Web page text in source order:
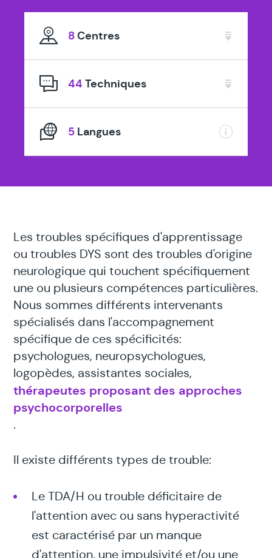
spécialisé
en
8Centres
44 Techniques
5 Langues
Les troubles spécifiques d'apprentissage
ou troubles DYS sont des troubles d'origine
neurologique qui touchent spécifiquement
une ou plusieurs compétences particulières.
Nous sommes différents intervenants
spécialisés dans l'accompagnement
spécifique de ces spécificités:
psychologues, neuropsychologues,
logopèdes, assistantes sociales,
thérapeutes proposant des approches
psychocorporelles
.
Il existe différents types de trouble:
Le TDA/H ou trouble déficitaire de
l'attention avec ou sans hyperactivité
est caractérisé par un manque
d'attention, une impulsivité et/ou une